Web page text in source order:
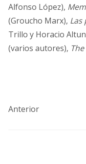
Alfonso López),
(Groucho Marx), Las
Trillo y Horacio
(varios autores),
Anterior